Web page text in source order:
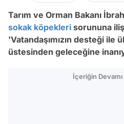
Tarım ve Orman Bakanı
sokak köpekleri sorununa
'Vatandaşımızın desteği ile
üstesinden geleceğine
İçeriğin Devamı